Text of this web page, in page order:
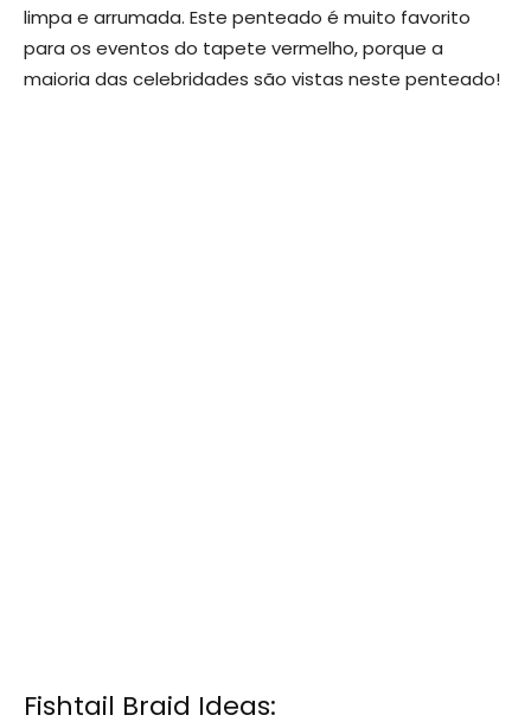
limpa e arrumada. Este penteado é muito favorito
para os eventos do tapete vermelho, porque a
maioria das celebridades são vistas neste penteado!
Fishtail Braid Ideas: